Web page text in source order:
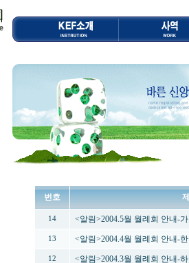
번호
14 <알림>2004.5월 월례회 안내-
13 <알림>2004.4월 월례회 안내-
12 <알림>2004.3월 월례회 안내-